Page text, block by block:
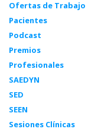
Ofertas de Trabajo
Pacientes
Podcast
Premios
Profesionales
SAEDYN
SED
SEEN
Sesiones Clínicas